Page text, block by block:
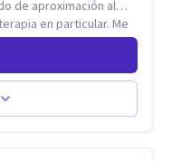
de aproximación al
en particular. Me
por los que una
transitando,
cognitivos y
como trastornos
vitales y procesos